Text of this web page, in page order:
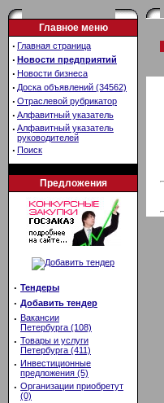
Главное меню
· Главная страница
· Новости предприятий
· Новости бизнеса
· Доска объявлений (34562)
· Отраслевой рубрикатор
· Алфавитный указатель
· Алфавитный указатель
руководителей
· Поиск
Предложения
· Тендеры
· Добавить тендер
· Вакансии
Петербурга (108)
· Товары и услуги
Петербурга (411)
· Инвестиционные
предложения (5)
· Организации приобретут
(0)